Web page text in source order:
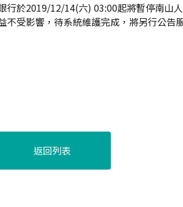
行於2019/12/14(六) 03:00起將暫停南山
不受影響，待系統維護完成，將另行公告
返回列表